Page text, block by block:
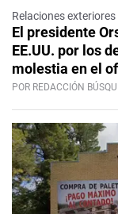
Relaciones exteriores
El presidente
EE.UU. por los
molestia en el
POR REDACCIÓN